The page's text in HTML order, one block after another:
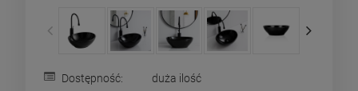
Dostępność:
duża ilość